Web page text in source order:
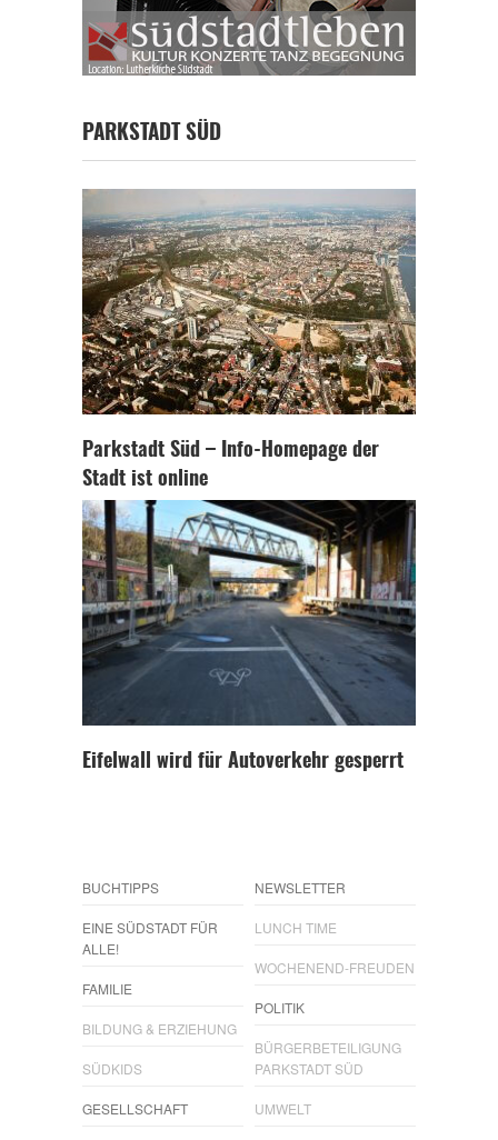
PARKSTADT SÜD
Parkstadt Süd – Info-Homepage der
Stadt ist online
Eifelwall wird für Autoverkehr gesperrt
BUCHTIPPS
EINE SÜDSTADT FÜR
ALLE!
FAMILIE
BILDUNG & ERZIEHUNG
SÜDKIDS
GESELLSCHAFT
NEWSLETTER
LUNCH TIME
WOCHENEND-FREUDEN
POLITIK
BÜRGERBETEILIGUNG
PARKSTADT SÜD
UMWELT